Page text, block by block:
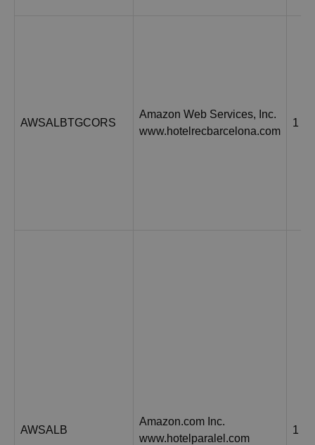
AWSALBTGCORS
Amazon Web Services, Inc.
www.hotelrecbarcelona.com
1
AWSALB
Amazon.com Inc.
www.hotelparalel.com
1